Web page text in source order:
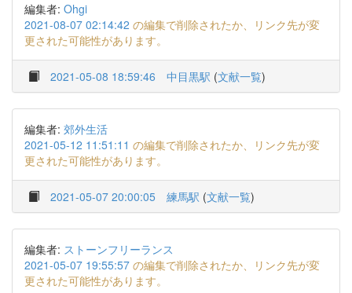
編集者: Ohgi
2021-08-07 02:14:42 の編集で削除されたか、リンク先が変
更された可能性があります。
2021-05-08 18:59:46 中目黒駅 (文献一覧)
編集者: 郊外生活
2021-05-12 11:51:11 の編集で削除されたか、リンク先が変
更された可能性があります。
2021-05-07 20:00:05 練馬駅 (文献一覧)
編集者: ストーンフリーランス
2021-05-07 19:55:57 の編集で削除されたか、リンク先が変
更された可能性があります。